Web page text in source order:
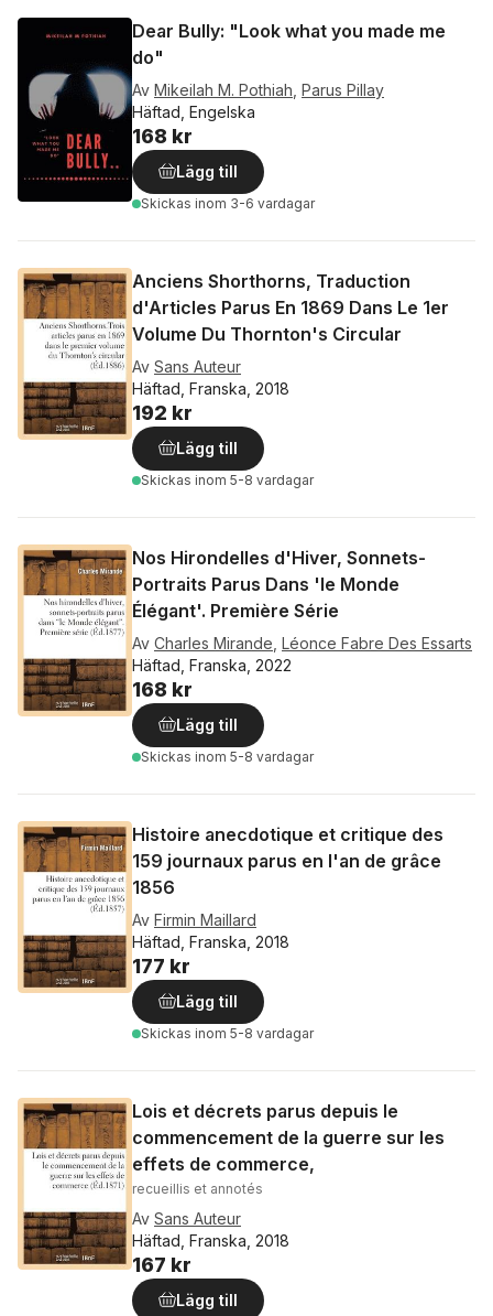
Dear Bully: "Look what you made me
do"
Av Mikeilah M. Pothiah, Parus Pillay
Häftad, Engelska
168 kr
Lägg till
Skickas inom 3-6 vardagar
Anciens Shorthorns, Traduction
d'Articles Parus En 1869 Dans Le 1er
Volume Du Thornton's Circular
Av Sans Auteur
Häftad, Franska, 2018
192 kr
Lägg till
Skickas inom 5-8 vardagar
Nos Hirondelles d'Hiver, Sonnets-
Portraits Parus Dans 'le Monde
Élégant'. Première Série
Av Charles Mirande, Léonce Fabre Des Essarts
Häftad, Franska, 2022
168 kr
Lägg till
Skickas inom 5-8 vardagar
Histoire anecdotique et critique des
159 journaux parus en l'an de grâce
1856
Av Firmin Maillard
Häftad, Franska, 2018
177 kr
Lägg till
Skickas inom 5-8 vardagar
Lois et décrets parus depuis le
commencement de la guerre sur les
effets de commerce,
recueillis et annotés
Av Sans Auteur
Häftad, Franska, 2018
167 kr
Lägg till